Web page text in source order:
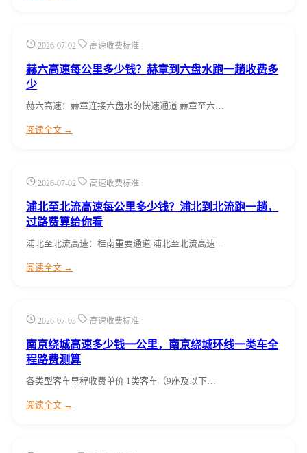
2026-07-02 高速收费标准
赫六高速每公里多少钱？赫章到六盘水跑一趟收费多
少
赫六高速：赫章连接六盘水的快速通道 赫章至六…
阅读全文 →
2026-07-02 高速收费标准
浦北至北流高速每公里多少钱？浦北到北流跑一趟，
过路费算给你看
浦北至北流高速：桂南重要通道 浦北至北流高速…
阅读全文 →
2026-07-03 高速收费标准
南京绕城高速多少钱一公里，南京绕城环线一类车全
程路费测算
各类型客车里程收费单价 1类客车（9座及以下…
阅读全文 →